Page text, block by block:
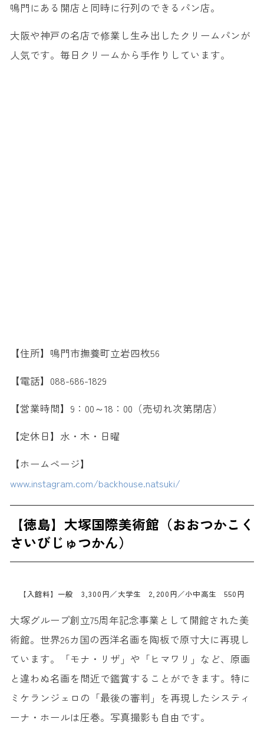
鳴門にある開店と同時に行列のできるパン店。
大阪や神戸の名店で修業し生み出したクリームパンが
人気です。毎日クリームから手作りしています。
【住所】鳴門市撫養町立岩四枚56
【電話】088-686-1829
【営業時間】9：00～18：00（売切れ次第閉店）
【定休日】水・木・日曜
【ホームページ】
www.instagram.com/backhouse.natsuki/
【徳島】大塚国際美術館（おおつかこく
さいびじゅつかん）
【入館料】一般 3,300円／大学生 2,200円／小中高生 550円
大塚グループ創立75周年記念事業として開館された美
術館。世界26カ国の西洋名画を陶板で原寸大に再現し
ています。「モナ・リザ」や「ヒマワリ」など、原画
と違わぬ名画を間近で鑑賞することができます。特に
ミケランジェロの「最後の審判」を再現したシスティ
ーナ・ホールは圧巻。写真撮影も自由です。